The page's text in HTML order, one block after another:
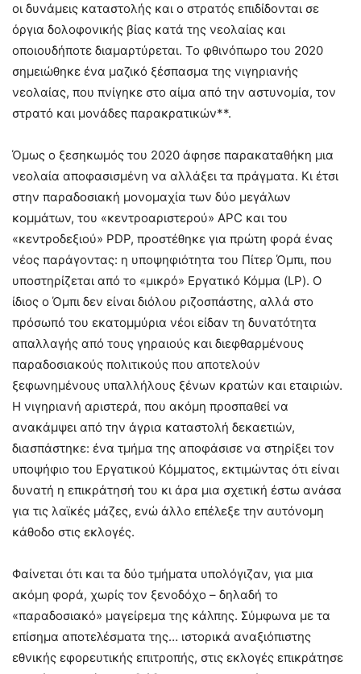
οι δυνάμεις καταστολής και ο στρατός επιδίδονται σε
όργια δολοφονικής βίας κατά της νεολαίας και
οποιουδήποτε διαμαρτύρεται. Το φθινόπωρο του 2020
σημειώθηκε ένα μαζικό ξέσπασμα της νιγηριανής
νεολαίας, που πνίγηκε στο αίμα από την αστυνομία, τον
στρατό και μονάδες παρακρατικών**.
Όμως ο ξεσηκωμός του 2020 άφησε παρακαταθήκη μια
νεολαία αποφασισμένη να αλλάξει τα πράγματα. Κι έτσι
στην παραδοσιακή μονομαχία των δύο μεγάλων
κομμάτων, του «κεντροαριστερού» APC και του
«κεντροδεξιού» PDP, προστέθηκε για πρώτη φορά ένας
νέος παράγοντας: η υποψηφιότητα του Πίτερ Όμπι, που
υποστηρίζεται από το «μικρό» Εργατικό Κόμμα (LP). Ο
ίδιος ο Όμπι δεν είναι διόλου ριζοσπάστης, αλλά στο
πρόσωπό του εκατομμύρια νέοι είδαν τη δυνατότητα
απαλλαγής από τους γηραιούς και διεφθαρμένους
παραδοσιακούς πολιτικούς που αποτελούν
ξεφωνημένους υπαλλήλους ξένων κρατών και εταιριών.
Η νιγηριανή αριστερά, που ακόμη προσπαθεί να
ανακάμψει από την άγρια καταστολή δεκαετιών,
διασπάστηκε: ένα τμήμα της αποφάσισε να στηρίξει τον
υποψήφιο του Εργατικού Κόμματος, εκτιμώντας ότι είναι
δυνατή η επικράτησή του κι άρα μια σχετική έστω ανάσα
για τις λαϊκές μάζες, ενώ άλλο επέλεξε την αυτόνομη
κάθοδο στις εκλογές.
Φαίνεται ότι και τα δύο τμήματα υπολόγιζαν, για μια
ακόμη φορά, χωρίς τον ξενοδόχο – δηλαδή το
«παραδοσιακό» μαγείρεμα της κάλπης. Σύμφωνα με τα
επίσημα αποτελέσματα της… ιστορικά αναξιόπιστης
εθνικής εφορευτικής επιτροπής, στις εκλογές επικράτησε